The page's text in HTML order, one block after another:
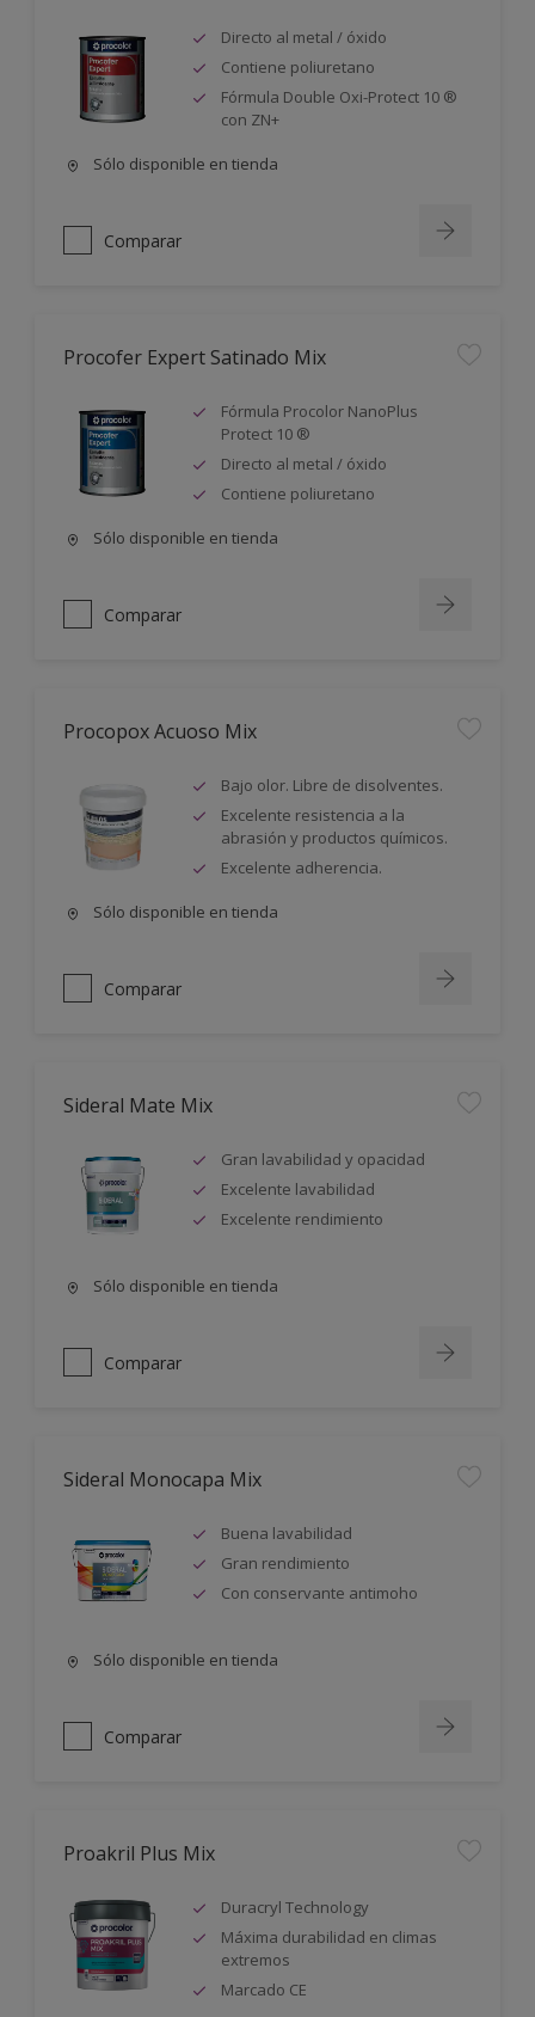
Directo al metal / óxido
Contiene poliuretano
Fórmula Double Oxi-Protect 10 ®
con ZN+
Sólo disponible en tienda
Comparar
Procofer Expert Satinado Mix
Fórmula Procolor NanoPlus
Protect 10 ®
Directo al metal / óxido
Contiene poliuretano
Sólo disponible en tienda
Comparar
Procopox Acuoso Mix
Bajo olor. Libre de disolventes.
Excelente resistencia a la
abrasión y productos químicos.
Excelente adherencia.
Sólo disponible en tienda
Comparar
Sideral Mate Mix
Gran lavabilidad y opacidad
Excelente lavabilidad
Excelente rendimiento
Sólo disponible en tienda
Comparar
Sideral Monocapa Mix
Buena lavabilidad
Gran rendimiento
Con conservante antimoho
Sólo disponible en tienda
Comparar
Proakril Plus Mix
Duracryl Technology
Máxima durabilidad en climas
extremos
Marcado CE